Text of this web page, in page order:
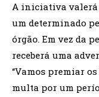
A iniciativa valerá
um determinado
órgão. Em vez da
receberá uma
“Vamos premiar
multa por um